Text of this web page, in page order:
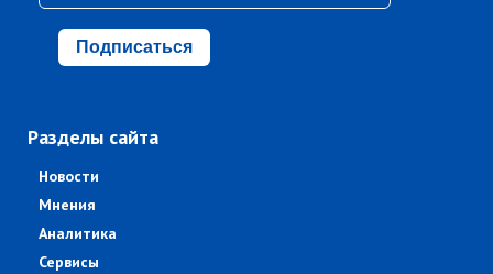
Подписаться
Разделы сайта
Новости
Мнения
Аналитика
Сервисы